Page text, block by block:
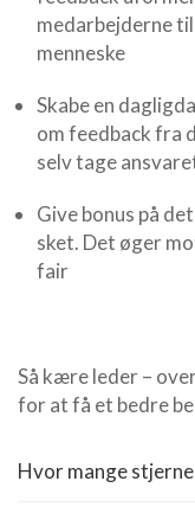
medarbejderne
menneske
Skabe en
om feedback fra
selv tage
Give bonus på
sket. Det øger
fair
Så kære leder –
for at få et bedre
Hvor mange